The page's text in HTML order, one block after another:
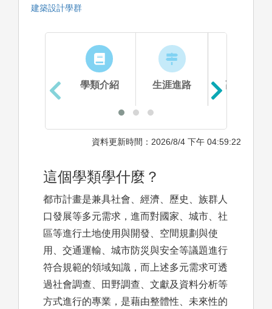
建築設計學群
學類介紹 生涯進路 高中準備
資料更新時間：2026/8/4 下午 04:59:22
這個學類學什麼？
都市計畫是兼具社會、經濟、歷史、族群人
口發展等多元需求，進而對國家、城市、社
區等進行土地使用與開發、空間規劃與使
用、交通運輸、城市防災與安全等議題進行
符合規範的領域知識，而上述多元需求可透
過社會調查、田野調查、文獻及資料分析等
方式進行的專業，是藉由整體性、未來性的